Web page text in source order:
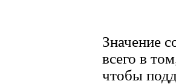
Значение
всего в
чтобы